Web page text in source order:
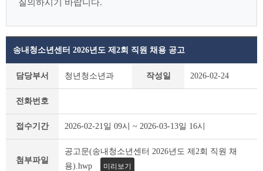
질의하시기 바랍니다.
용
고
송내청소년센터 2026년도 제2회 직원 채용 공고
담당부서 청년청소년과 작성일 2026-02-24
전화번호
접수기간 2026-02-21일 09시 ~ 2026-03-13일 16시
첨부파일
공고문(송내청소년센터 2026년도 제2회 직원 채
용).hwp
미리보기